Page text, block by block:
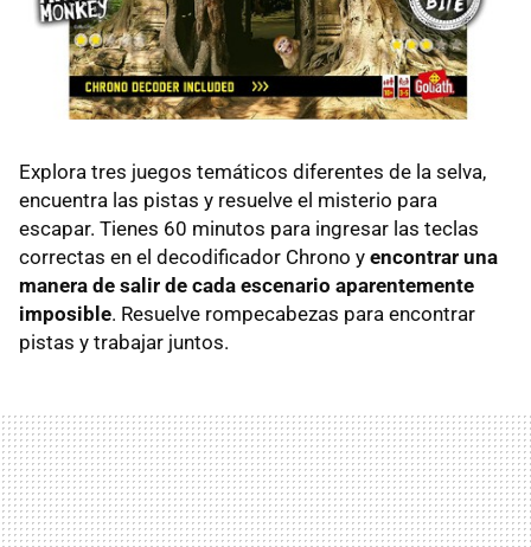
Explora tres juegos temáticos diferentes de la selva,
encuentra las pistas y resuelve el misterio para
escapar. Tienes 60 minutos para ingresar las teclas
correctas en el decodificador Chrono y encontrar una
manera de salir de cada escenario aparentemente
imposible. Resuelve rompecabezas para encontrar
pistas y trabajar juntos.